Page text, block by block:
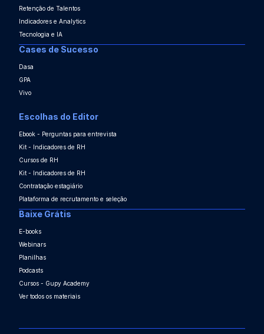
Retenção de Talentos
Indicadores e Analytics
Tecnologia e IA
Cases de Sucesso
Dasa
GPA
Vivo
Escolhas do Editor
Ebook - Perguntas para entrevista
Kit - Indicadores de RH
Cursos de RH
Kit - Indicadores de RH
Contratação estagiário
Plataforma de recrutamento e seleção
Baixe Grátis
E-books
Webinars
Planilhas
Podcasts
Cursos - Gupy Academy
Ver todos os materiais